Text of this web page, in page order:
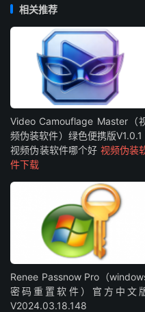
相关推荐
Video Camouflage Master（
频伪装软件）绿色便携版V1.0.1 |
视频伪装软件哪个好 视频伪装
件下载
Renee Passnow Pro（
密码重置软件）官方中文
V2024.03.18.148